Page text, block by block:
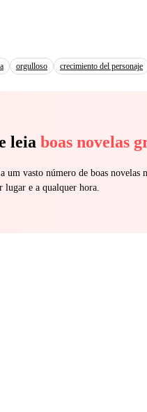
orgulloso crecimiento del personaje
leia boas novelas
um vasto número de boas
lugar e a qualquer hora.